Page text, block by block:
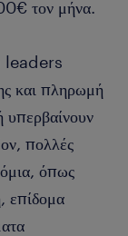
τον μήνα.
leaders
και πληρωμή
υπερβαίνουν
πολλές
όπως
επίδομα